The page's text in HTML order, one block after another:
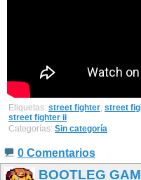
Etiquetas: street fighter, street
street fighter ii
Categorías: Sin categoría
0 Comentarios
BOOTLEG